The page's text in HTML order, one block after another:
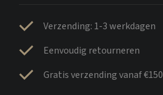
Verzending: 1-3 werkdagen
Eenvoudig retourneren
Gratis verzending vanaf €150